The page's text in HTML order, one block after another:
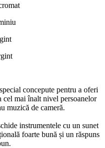
concepute pentru a oferi
cel mai înalt nivel persoanelor
muzică de cameră.
instrumentele cu un sunet
foarte bună și un răspuns